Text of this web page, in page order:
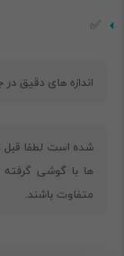
✅
شده است لطفا قبل
ها با گوشی
متفاوت باشند.